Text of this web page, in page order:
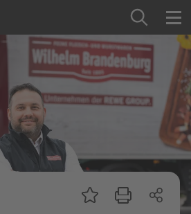
Startseite
als Arbeitgeber
& Studium
& Werkstudium